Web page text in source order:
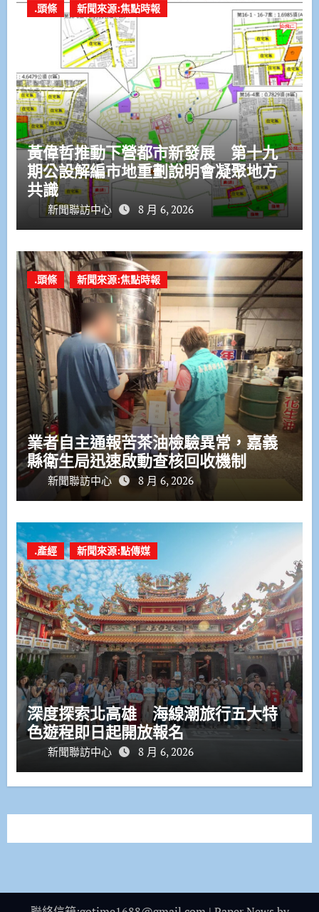
.頭條 新聞來源:焦點時報
黃偉哲推動下營都市新發展 第十九
期公設解編市地重劃說明會凝聚地方
共識
新聞聯訪中心 8 月 6, 2026
.頭條 新聞來源:焦點時報
業者自主通報苦茶油檢驗異常，嘉義
縣衛生局迅速啟動查核回收機制
新聞聯訪中心 8 月 6, 2026
.產經 新聞來源:點傳媒
深度探索北高雄 海線潮旅行五大特
色遊程即日起開放報名
新聞聯訪中心 8 月 6, 2026